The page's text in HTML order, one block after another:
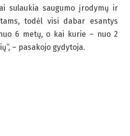
sulaukia saugumo įrodymų ir
todėl visi dabar esantys
6 metų, o kai kurie – nuo 2
– pasakojo gydytoja.